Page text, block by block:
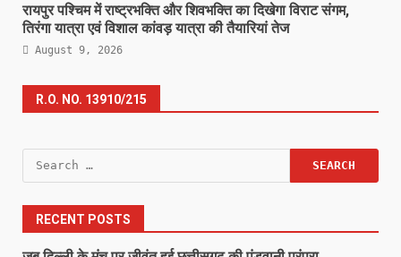
रायपुर पश्चिम में राष्ट्रभक्ति और शिवभक्ति का दिखेगा विराट संगम,
तिरंगा यात्रा एवं विशाल कांवड़ यात्रा की तैयारियां तेज
August 9, 2026
R.O. NO. 13910/215
Search
for:
RECENT POSTS